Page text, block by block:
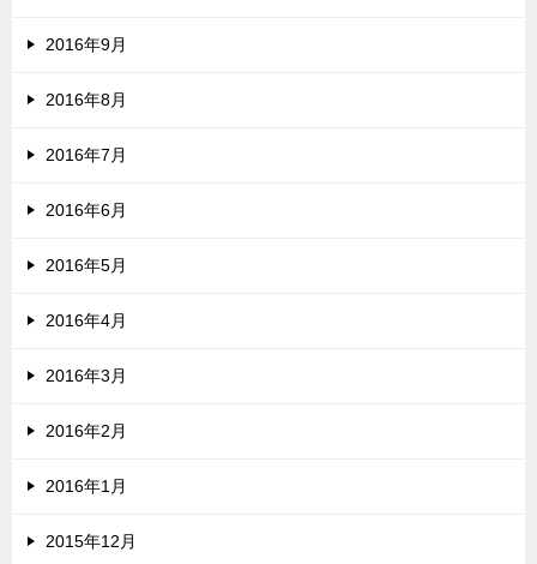
2016年9月
2016年8月
2016年7月
2016年6月
2016年5月
2016年4月
2016年3月
2016年2月
2016年1月
2015年12月